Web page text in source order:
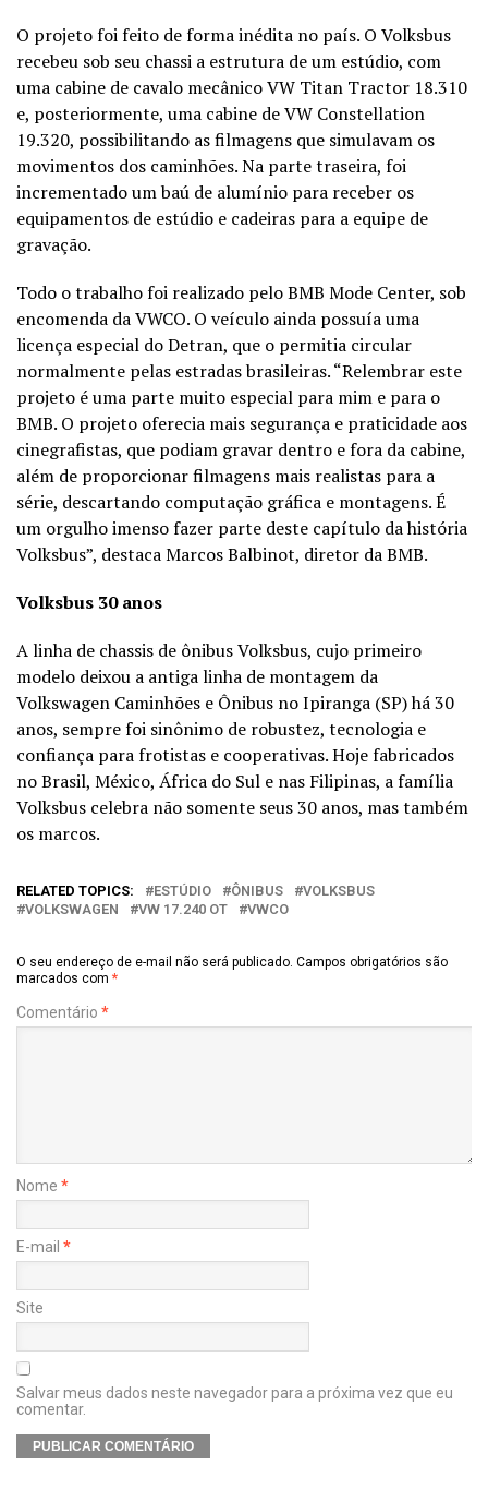
O projeto foi feito de forma inédita no país. O Volksbus
recebeu sob seu chassi a estrutura de um estúdio, com
uma cabine de cavalo mecânico VW Titan Tractor 18.310
e, posteriormente, uma cabine de VW Constellation
19.320, possibilitando as filmagens que simulavam os
movimentos dos caminhões. Na parte traseira, foi
incrementado um baú de alumínio para receber os
equipamentos de estúdio e cadeiras para a equipe de
gravação.
Todo o trabalho foi realizado pelo BMB Mode Center, sob
encomenda da VWCO. O veículo ainda possuía uma
licença especial do Detran, que o permitia circular
normalmente pelas estradas brasileiras. “Relembrar este
projeto é uma parte muito especial para mim e para o
BMB. O projeto oferecia mais segurança e praticidade aos
cinegrafistas, que podiam gravar dentro e fora da cabine,
além de proporcionar filmagens mais realistas para a
série, descartando computação gráfica e montagens. É
um orgulho imenso fazer parte deste capítulo da história
Volksbus”, destaca Marcos Balbinot, diretor da BMB.
Volksbus 30 anos
A linha de chassis de ônibus Volksbus, cujo primeiro
modelo deixou a antiga linha de montagem da
Volkswagen Caminhões e Ônibus no Ipiranga (SP) há 30
anos, sempre foi sinônimo de robustez, tecnologia e
confiança para frotistas e cooperativas. Hoje fabricados
no Brasil, México, África do Sul e nas Filipinas, a família
Volksbus celebra não somente seus 30 anos, mas também
os marcos.
RELATED TOPICS: ESTÚDIO ÔNIBUS
VOLKSBUS
VOLKSWAGEN
VW 17.240 OT VWCO
O seu endereço de e-mail não será publicado. Campos obrigatórios são
marcados com *
Comentário *
Nome *
E-mail *
Site
Salvar meus dados neste navegador para a próxima vez que eu
comentar.